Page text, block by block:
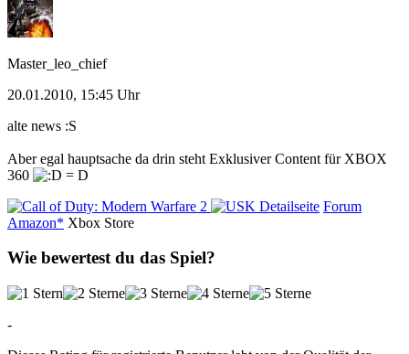
Master_leo_chief
20.01.2010, 15:45 Uhr
alte news :S
Aber egal hauptsache da drin steht Exklusiver Content für XBOX
360
Detailseite Forum
Amazon* Xbox Store
Wie bewertest du das Spiel?
-